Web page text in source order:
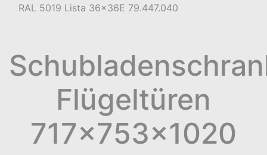
RAL 5019 Lista 36x36E 79.447.040
Flügeltüren
717x753x1020